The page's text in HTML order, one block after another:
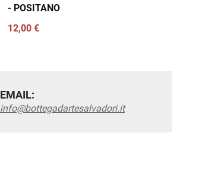
- POSITANO
12,00 €
EMAIL:
info@bottegadartesalvadori.it